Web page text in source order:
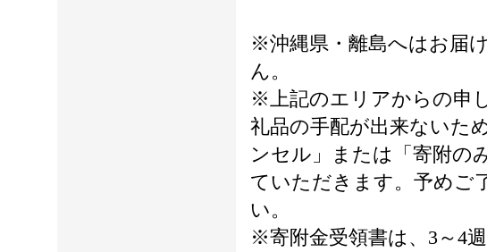
※沖縄県・離島へはお届
ん。
※上記のエリアからの申
礼品の手配が出来ないた
ンセル」または「寄附の
ていただきます。予めご
い。
※寄附金受領書は、3～4